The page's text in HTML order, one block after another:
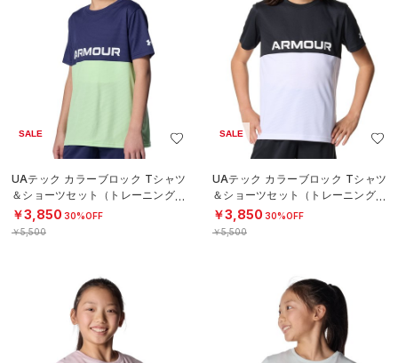
SALE
UAテック カラーブロック Tシャツ
＆ショーツセット（トレーニング/B
OYS）
￥3,850 30%OFF
￥5,500
SALE
UAテック カラーブロック Tシャツ
＆ショーツセット（トレーニング/B
OYS）
￥3,850 30%OFF
￥5,500